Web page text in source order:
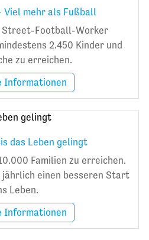
mehr als Fußball
Street-Football-Worker
2.450 Kinder und
zu erreichen.
Informationen
das Leben gelingt
Familien zu erreichen.
einen besseren Start
Leben.
Informationen